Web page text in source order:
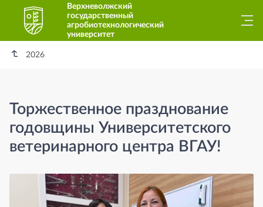
Верхневолжский
государственный
агробиотехнологический
университет
2026
Торжественное празднование
годовщины Университетского
ветеринарного центра ВГАУ!
Торжественное празднование